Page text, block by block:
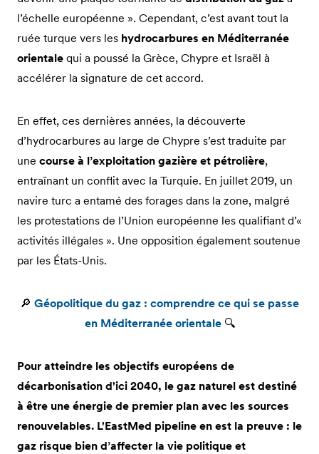
l’échelle européenne ». Cependant, c’est avant tout la
ruée turque vers les hydrocarbures en Méditerranée
orientale qui a poussé la Grèce, Chypre et Israël à
accélérer la signature de cet accord.
En effet, ces dernières années, la découverte
d’hydrocarbures au large de Chypre s’est traduite par
une course à l’exploitation gazière et pétrolière,
entraînant un conflit avec la Turquie. En juillet 2019, un
navire turc a entamé des forages dans la zone, malgré
les protestations de l’Union européenne les qualifiant d’«
activités illégales ». Une opposition également soutenue
par les États-Unis.
🔎 Géopolitique du gaz : comprendre ce qui se passe
en Méditerranée orientale🔍
Pour atteindre les objectifs européens de
décarbonisation d'ici 2040, le gaz naturel est destiné
à être une énergie de premier plan avec les sources
renouvelables. L'EastMed pipeline en est la preuve : le
gaz risque bien d’affecter la vie politique et